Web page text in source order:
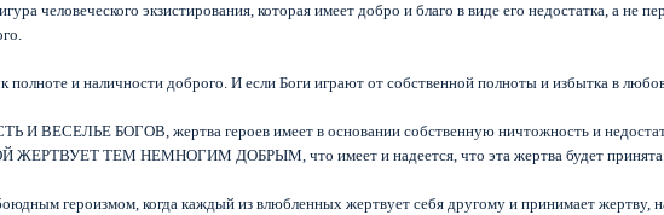
человеческого экзистирования, которая имеет добро и благо в виде его недостатка, а
и наличности доброго. И если Боги играют от собственной полноты и избытка в
БОГОВ, жертва героев имеет в основании собственную ничтожность и недостаток
ЖЕРТВУЕТ ТЕМ НЕМНОГИМ ДОБРЫМ, что имеет и надеется, что эта жертва будет
героизмом, когда каждый из влюбленных жертвует себя другому и принимает жертву,